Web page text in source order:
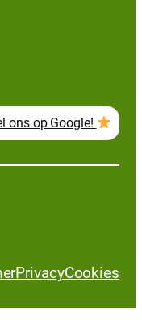
ons op Google!
PrivacyCookies